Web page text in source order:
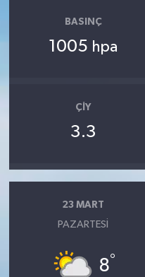
BASINÇ
1005 hpa
ÇIY
3.3
23 MART
PAZARTESI
8°